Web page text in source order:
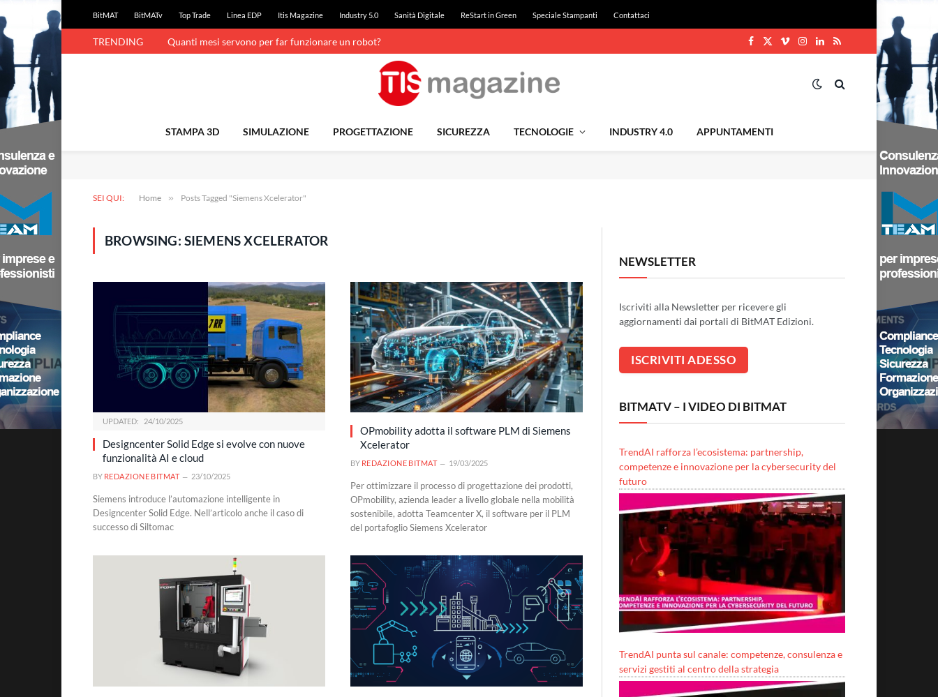
BitMAT BitMATv Top Trade Linea EDP Itis Magazine Industry 5.0 Sanità Digitale ReStart in Green Speciale Stampanti Contattaci
TRENDING Quanti mesi servono per far funzionare un robot?
Facebook
X
VimeoInstagram
LinkedIn
RSS
STAMPA 3D SIMULAZIONE PROGETTAZIONE SICUREZZA TECNOLOGIE INDUSTRY 4.0 APPUNTAMENTI
SEI QUI: Home » Posts Tagged "Siemens Xcelerator"
BROWSING: SIEMENS XCELERATOR
UPDATED: 24/10/2025
Designcenter Solid Edge si evolve con nuove
funzionalità AI e cloud
BY REDAZIONE BITMAT 23/10/2025
Siemens introduce l’automazione intelligente in
Designcenter Solid Edge. Nell’articolo anche il caso di
successo di Siltomac
OPmobility adotta il software PLM di Siemens
Xcelerator
BY REDAZIONE BITMAT 19/03/2025
Per ottimizzare il processo di progettazione dei prodotti,
OPmobility, azienda leader a livello globale nella mobilità
sostenibile, adotta Teamcenter X, il software per il PLM
del portafoglio Siemens Xcelerator
NEWSLETTER
Iscriviti alla Newsletter per ricevere gli
aggiornamenti dai portali di BitMAT Edizioni.
BITMATV – I VIDEO DI BITMAT
TrendAI rafforza l’ecosistema: partnership,
competenze e innovazione per la cybersecurity del
futuro
TrendAI punta sul canale: competenze, consulenza e
servizi gestiti al centro della strategia